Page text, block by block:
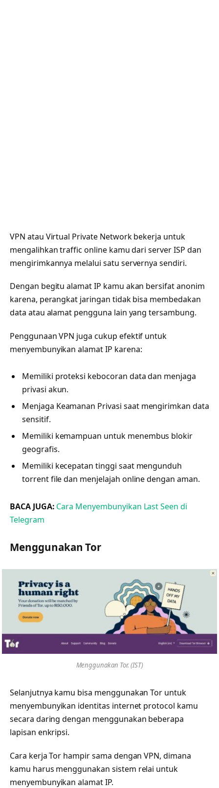
VPN atau Virtual Private Network bekerja untuk
mengalihkan traffic online kamu dari server ISP dan
mengirimkannya melalui satu servernya sendiri.
Dengan begitu alamat IP kamu akan bersifat anonim
karena, perangkat jaringan tidak bisa membedakan
data atau alamat pengguna lain yang tersambung.
Penggunaan VPN juga cukup efektif untuk
menyembunyikan alamat IP karena:
Memiliki proteksi kebocoran data dan menjaga
privasi akun.
Menjaga Keamanan Privasi saat mengirimkan data
sensitif.
Memiliki kemampuan untuk menembus blokir
geografis.
Memiliki kecepatan tinggi saat mengunduh
torrent file dan menjelajah online dengan aman.
BACA JUGA: Cara Menyembunyikan Last Seen di
Telegram
Menggunakan Tor
Menggunakan Tor. (IST)
Selanjutnya kamu bisa menggunakan Tor untuk
menyembunyikan identitas internet protocol kamu
secara daring dengan menggunakan beberapa
lapisan enkripsi.
Cara kerja Tor hampir sama dengan VPN, dimana
kamu harus menggunakan sistem relai untuk
menyembunyikan alamat IP.